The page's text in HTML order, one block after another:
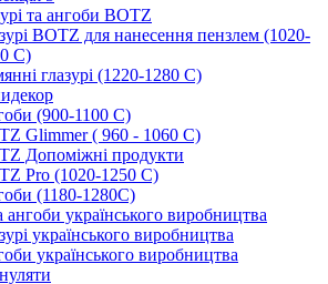
та ангоби BOTZ
BOTZ для нанесення пензлем (1020-
C)
глазурі (1220-1280 С)
(900-1100 С)
Glimmer ( 960 - 1060 С)
Допоміжні продукти
Pro (1020-1250 C)
(1180-1280С)
ангоби українського виробництва
українського виробництва
українського виробництва